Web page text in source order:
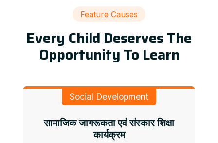
Feature Causes
Every Child Deserves The
Opportunity To Learn
Social Development
सामाजिक जागरूकता एवं संस्कार शिक्षा
कार्यक्रम